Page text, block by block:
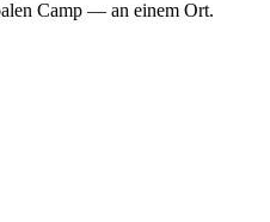
Camp — an einem Ort.